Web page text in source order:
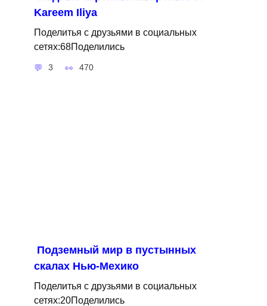
Kareem Iliya
Поделитья с друзьями в социальных
сетях:68Поделились
3 470
Подземный мир в пустынных
скалах Нью-Мехико
Поделитья с друзьями в социальных
сетях:20Поделились